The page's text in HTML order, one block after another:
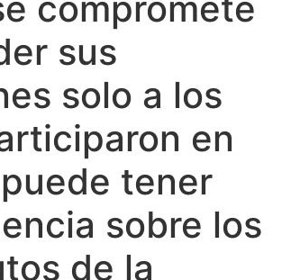
sus
solo a los
en
tener
sobre los
de la